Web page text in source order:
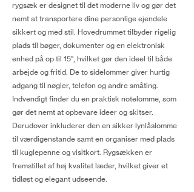
rygsæk er designet til det moderne liv og gør det
nemt at transportere dine personlige ejendele
sikkert og med stil. Hovedrummet tilbyder rigelig
plads til bøger, dokumenter og en elektronisk
enhed på op til 15", hvilket gør den ideel til både
arbejde og fritid. De to sidelommer giver hurtig
adgang til nøgler, telefon og andre småting.
Indvendigt finder du en praktisk notelomme, som
gør det nemt at opbevare ideer og skitser.
Derudover inkluderer den en sikker lynlåslomme
til værdigenstande samt en organiser med plads
til kuglepenne og visitkort. Rygsækken er
fremstillet af høj kvalitet læder, hvilket giver et
tidløst og elegant udseende.